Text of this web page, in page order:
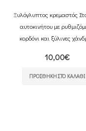
Ξυλόγλυπτος κρεμαστός
αυτοκινήτου με
κορδόνι και ξύλινες
10,00€
ΠΡΟΣΘΉΚΗ ΣΤΟ ΚΑΛΆΘΙ